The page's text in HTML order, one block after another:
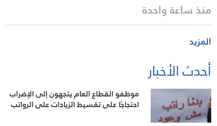
منذ ساعة واحدة
المزيد
أحدث الأخبار
موظفو القطاع العام يتجهون إلى الإضراب
احتجاجًا على تقسيط الزيادات على الرواتب